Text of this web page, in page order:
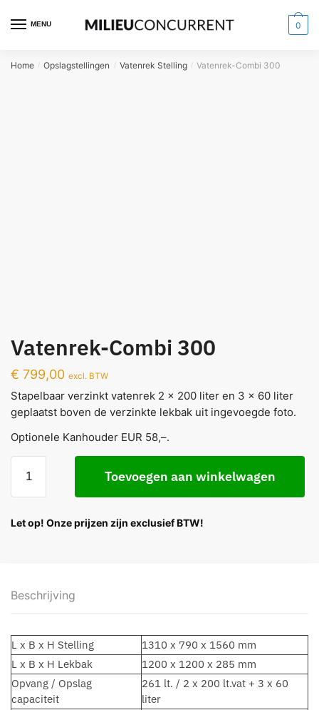
MENU 0
Home / Opslagstellingen / Vatenrek Stelling / Vatenrek-Combi 300
Vatenrek-Combi 300
€ 799,00 excl. BTW
Stapelbaar verzinkt vatenrek 2 x 200 liter en 3 x 60 liter
geplaatst boven de verzinkte lekbak uit ingevoegde foto.
Optionele Kanhouder EUR 58,–.
Toevoegen aan winkelwagen
Let op! Onze prijzen zijn exclusief BTW!
Beschrijving
L x B x H Stelling
1310 x 790 x 1560 mm
L x B x H Lekbak
1200 x 1200 x 285 mm
Opvang / Opslag
capaciteit
261 lt. / 2 x 200 lt.vat + 3 x 60
liter